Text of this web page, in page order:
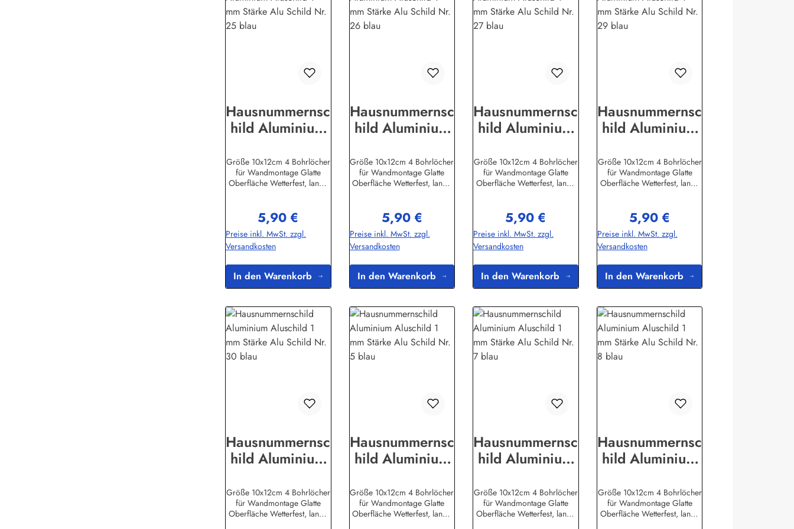
Hausnummernsc
hild Aluminium
Stärke Alu
Schild Nr. 25
Größe 10x12cm 4 Bohrlöcher
für Wandmontage Glatte
Oberfläche Wetterfest, lange
Binikowski e.K.Meddenwarf
1a22457
Hamburginfo@buddel.de
Regulärer Preis:
5,90 €
Preise inkl. MwSt. zzgl.
Versandkosten
In den Warenkorb
Hausnummernsc
hild Aluminium
Stärke Alu
Schild Nr. 26
Größe 10x12cm 4 Bohrlöcher
für Wandmontage Glatte
Oberfläche Wetterfest, lange
Binikowski e.K.Meddenwarf
1a22457
Hamburginfo@buddel.de
Regulärer Preis:
5,90 €
Preise inkl. MwSt. zzgl.
Versandkosten
In den Warenkorb
Hausnummernsc
hild Aluminium
Stärke Alu
Schild Nr. 27
Größe 10x12cm 4 Bohrlöcher
für Wandmontage Glatte
Oberfläche Wetterfest, lange
Binikowski e.K.Meddenwarf
1a22457
Hamburginfo@buddel.de
Regulärer Preis:
5,90 €
Preise inkl. MwSt. zzgl.
Versandkosten
In den Warenkorb
Hausnummernsc
hild Aluminium
Stärke Alu
Schild Nr. 29
Größe 10x12cm 4 Bohrlöcher
für Wandmontage Glatte
Oberfläche Wetterfest, lange
Binikowski e.K.Meddenwarf
1a22457
Hamburginfo@buddel.de
Regulärer Preis:
5,90 €
Preise inkl. MwSt. zzgl.
Versandkosten
In den Warenkorb
Hausnummernsc
hild Aluminium
Stärke Alu
Schild Nr. 30
Größe 10x12cm 4 Bohrlöcher
für Wandmontage Glatte
Oberfläche Wetterfest, lange
Hausnummernsc
hild Aluminium
Stärke Alu
Schild Nr. 5
Größe 10x12cm 4 Bohrlöcher
für Wandmontage Glatte
Oberfläche Wetterfest, lange
Hausnummernsc
hild Aluminium
Stärke Alu
Schild Nr. 7
Größe 10x12cm 4 Bohrlöcher
für Wandmontage Glatte
Oberfläche Wetterfest, lange
Hausnummernsc
hild Aluminium
Stärke Alu
Schild Nr. 8
Größe 10x12cm 4 Bohrlöcher
für Wandmontage Glatte
Oberfläche Wetterfest, lange